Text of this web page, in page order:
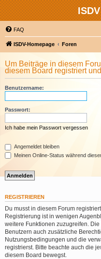
FAQ
ISDV-Homepage Foren
Um Beiträge in diesem
diesem Board registriert
Benutzername:
Passwort:
Ich habe mein Passwort vergessen
Angemeldet bleiben
Meinen Online-Status während
REGISTRIEREN
Du musst in diesem Forum
Registrierung ist in wenigen
weitere Funktionen zuzugreifen.
Benutzern auch zusätzliche
Nutzungsbedingungen und die
registrierst. Bitte beachte auch die
diesem Board bewegst.